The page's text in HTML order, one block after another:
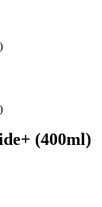
(400ml)